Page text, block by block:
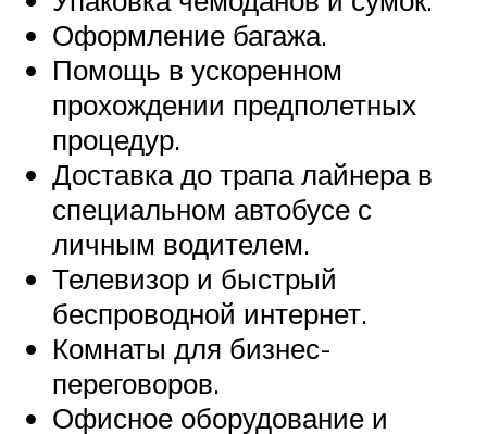
Оформление багажа.
Помощь в ускоренном
прохождении предполетных
процедур.
Доставка до трапа лайнера в
специальном автобусе с
личным водителем.
Телевизор и быстрый
беспроводной интернет.
Комнаты для бизнес-
переговоров.
Офисное оборудование и